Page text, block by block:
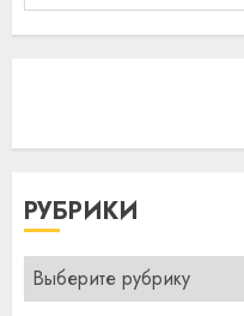
РУБРИКИ
Рубрики